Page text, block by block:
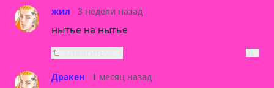
жил 3 недели назад
нытье на нытье
Дракен 1 месяц назад